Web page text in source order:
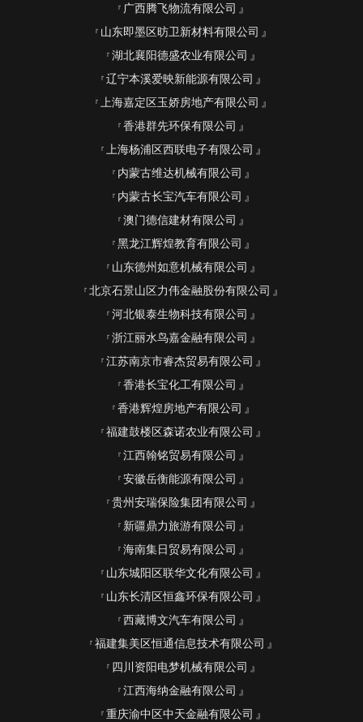
广西腾飞物流有限公司
山东即墨区昉卫新材料有限公司
湖北襄阳德盛农业有限公司
辽宁本溪爱映新能源有限公司
上海嘉定区玉娇房地产有限公司
香港群先环保有限公司
上海杨浦区西联电子有限公司
内蒙古维达机械有限公司
内蒙古长宝汽车有限公司
澳门德信建材有限公司
黑龙江辉煌教育有限公司
山东德州如意机械有限公司
北京石景山区力伟金融股份有限公司
河北银泰生物科技有限公司
浙江丽水鸟嘉金融有限公司
江苏南京市睿杰贸易有限公司
香港长宝化工有限公司
香港辉煌房地产有限公司
福建鼓楼区森诺农业有限公司
江西翰铭贸易有限公司
安徽岳衡能源有限公司
贵州安瑞保险集团有限公司
新疆鼎力旅游有限公司
海南集日贸易有限公司
山东城阳区联华文化有限公司
山东长清区恒鑫环保有限公司
西藏博文汽车有限公司
福建集美区恒通信息技术有限公司
四川资阳电梦机械有限公司
江西海纳金融有限公司
重庆渝中区中天金融有限公司